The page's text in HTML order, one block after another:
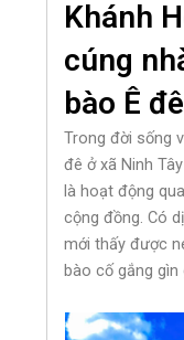
Khánh
cúng
bào Ê đê
Trong đời sống
đê ở xã Ninh
là hoạt động
cộng đồng. Có
mới thấy được
bào cố gắng gìn